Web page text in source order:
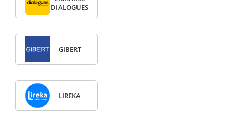
DIALOGUES
GIBERT
LIREKA